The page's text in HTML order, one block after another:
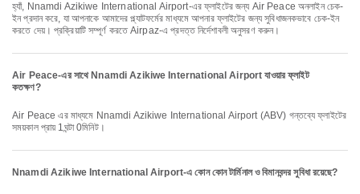
হ্যাঁ, Nnamdi Azikiwe International Airport-এর ফ্লাইটের জন্য Air Peace অনলাইন চেক-
ইন প্রদান করে, যা আপনাকে আমাদের প্ল্যাটফর্মের মাধ্যমে আপনার ফ্লাইটের জন্য সুবিধাজনকভাবে চেক-ইন
করতে দেয়। প্রক্রিয়াটি সম্পূর্ণ করতে Airpaz-এ প্রদত্ত নির্দেশাবলী অনুসরণ করুন।
Air Peace-এর সাথে Nnamdi Azikiwe International Airport যাওয়ার ফ্লাইট
কতক্ষণ?
Air Peace এর মাধ্যমে Nnamdi Azikiwe International Airport (ABV) গন্তব্যে ফ্লাইটের
সময়কাল প্রায় 1ঘন্টা 0মিনিট।
Nnamdi Azikiwe International Airport-এ কোন কোন টার্মিনাল ও বিমানবন্দর সুবিধা রয়েছে?